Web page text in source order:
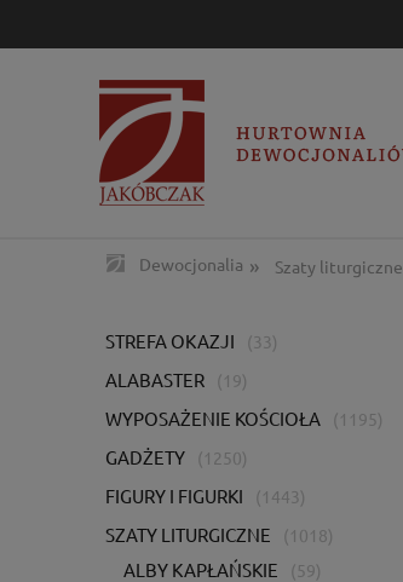
Dewocjonalia » Szaty liturgiczne
STREFA OKAZJI (33)
ALABASTER (19)
WYPOSAŻENIE KOŚCIOŁA (1195)
GADŻETY (1250)
FIGURY I FIGURKI (1443)
SZATY LITURGICZNE (1018)
ALBY KAPŁAŃSKIE (59)